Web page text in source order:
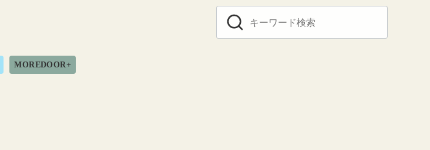
MOREDOOR+